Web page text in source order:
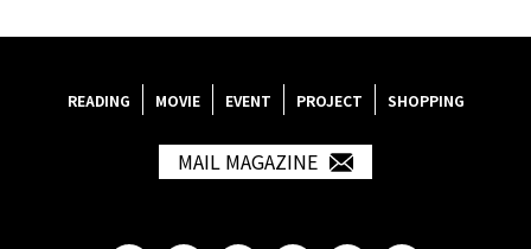
READING MOVIE EVENT PROJECT SHOPPING
MAIL MAGAZINE